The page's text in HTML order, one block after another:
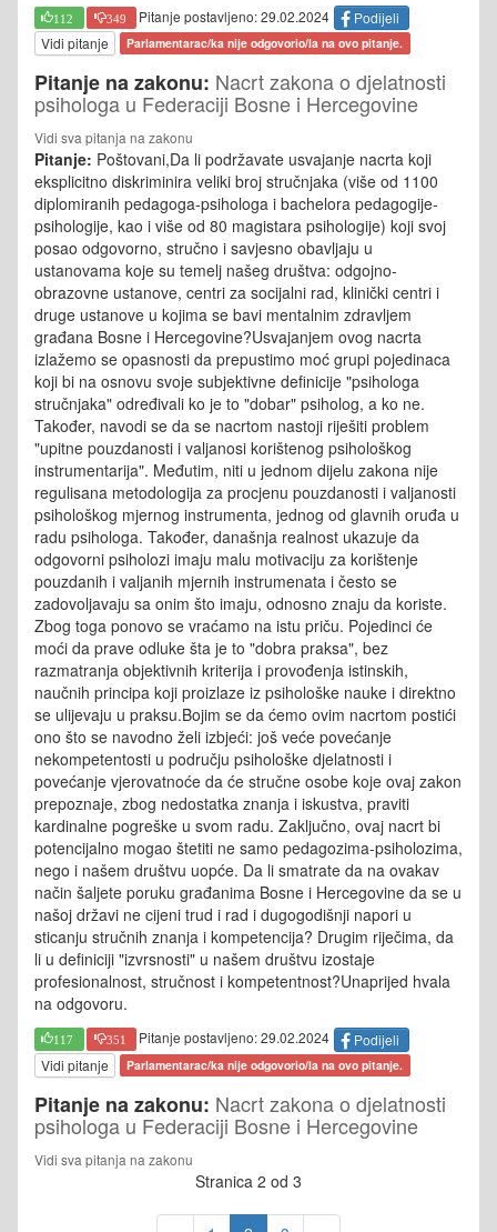
112 349 Pitanje postavljeno: 29.02.2024
Podijeli
Vidi pitanje
Parlamentarac/ka nije odgovorio/la na ovo pitanje.
Pitanje na zakonu: Nacrt zakona o djelatnosti
psihologa u Federaciji Bosne i Hercegovine
Vidi sva pitanja na zakonu
Pitanje: Poštovani,Da li podržavate usvajanje nacrta koji
eksplicitno diskriminira veliki broj stručnjaka (više od 1100
diplomiranih pedagoga-psihologa i bachelora pedagogije-
psihologije, kao i više od 80 magistara psihologije) koji svoj
posao odgovorno, stručno i savjesno obavljaju u
ustanovama koje su temelj našeg društva: odgojno-
obrazovne ustanove, centri za socijalni rad, klinički centri i
druge ustanove u kojima se bavi mentalnim zdravljem
građana Bosne i Hercegovine?Usvajanjem ovog nacrta
izlažemo se opasnosti da prepustimo moć grupi pojedinaca
koji bi na osnovu svoje subjektivne definicije "psihologa
stručnjaka" određivali ko je to "dobar" psiholog, a ko ne.
Također, navodi se da se nacrtom nastoji riješiti problem
"upitne pouzdanosti i valjanosi korištenog psihološkog
instrumentarija". Međutim, niti u jednom dijelu zakona nije
regulisana metodologija za procjenu pouzdanosti i valjanosti
psihološkog mjernog instrumenta, jednog od glavnih oruđa u
radu psihologa. Također, današnja realnost ukazuje da
odgovorni psiholozi imaju malu motivaciju za korištenje
pouzdanih i valjanih mjernih instrumenata i često se
zadovoljavaju sa onim što imaju, odnosno znaju da koriste.
Zbog toga ponovo se vraćamo na istu priču. Pojedinci će
moći da prave odluke šta je to "dobra praksa", bez
razmatranja objektivnih kriterija i provođenja istinskih,
naučnih principa koji proizlaze iz psihološke nauke i direktno
se ulijevaju u praksu.Bojim se da ćemo ovim nacrtom postići
ono što se navodno želi izbjeći: još veće povećanje
nekompetentosti u području psihološke djelatnosti i
povećanje vjerovatnoće da će stručne osobe koje ovaj zakon
prepoznaje, zbog nedostatka znanja i iskustva, praviti
kardinalne pogreške u svom radu. Zaključno, ovaj nacrt bi
potencijalno mogao štetiti ne samo pedagozima-psiholozima,
nego i našem društvu uopće. Da li smatrate da na ovakav
način šaljete poruku građanima Bosne i Hercegovine da se u
našoj državi ne cijeni trud i rad i dugogodišnji napori u
sticanju stručnih znanja i kompetencija? Drugim riječima, da
li u definiciji "izvrsnosti" u našem društvu izostaje
profesionalnost, stručnost i kompetentnost?Unaprijed hvala
na odgovoru.
117 351 Pitanje postavljeno: 29.02.2024
Podijeli
Vidi pitanje
Parlamentarac/ka nije odgovorio/la na ovo pitanje.
Pitanje na zakonu: Nacrt zakona o djelatnosti
psihologa u Federaciji Bosne i Hercegovine
Vidi sva pitanja na zakonu
Stranica 2 od 3